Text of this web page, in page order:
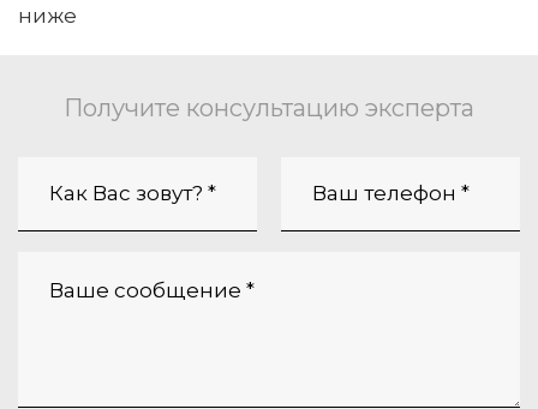
ниже
Получите консультацию эксперта